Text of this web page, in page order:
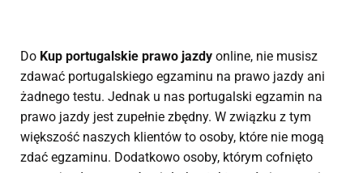
Do Kup portugalskie prawo jazdy online, nie musisz
zdawać portugalskiego egzaminu na prawo jazdy ani
żadnego testu. Jednak u nas portugalski egzamin na
prawo jazdy jest zupełnie zbędny. W związku z tym
większość naszych klientów to osoby, które nie mogą
zdać egzaminu. Dodatkowo osoby, którym cofnięto